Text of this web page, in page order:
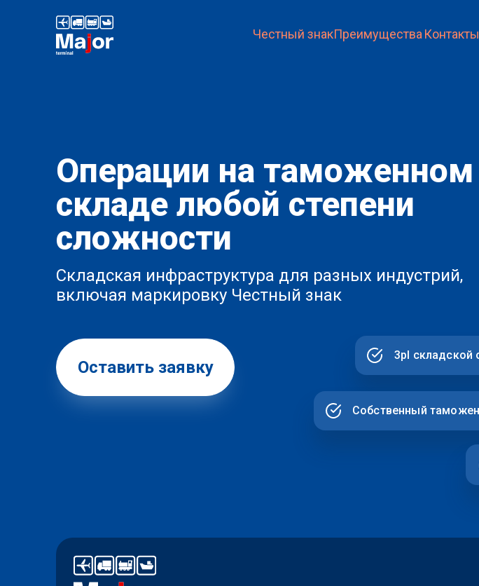
Честный знакПреимущества Контакты
Операции на таможенном
складе любой степени
сложности
Складская инфраструктура для разных индустрий,
включая маркировку Честный знак
Оставить заявку